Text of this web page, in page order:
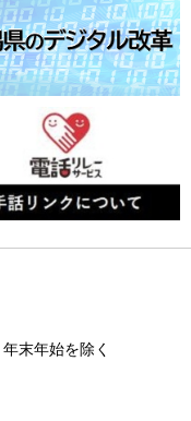
末年始を除く